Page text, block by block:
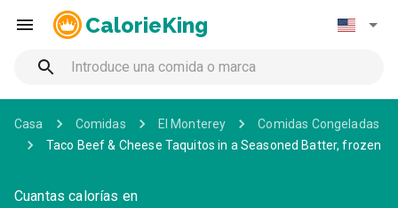
CalorieKing
Casa Comidas El Monterey
Comidas Congeladas
Taco Beef & Cheese Taquitos in a Seasoned Batter, frozen
Cuantas calorías en